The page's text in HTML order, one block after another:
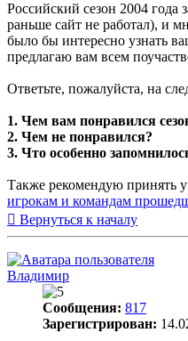
Российский сезон 2004 года
раньше сайт не работал), и
было бы интересно узнать
предлагаю вам всем
Ответьте, пожалуйста, на
1. Чем вам понравился
2. Чем не понравился?
3. Что особенно
Также рекомендую принять
игрокам и командам
Вернуться к началу
Владимир
Сообщения: 817
Зарегистрирован: